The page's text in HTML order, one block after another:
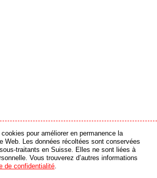
software GmbH, Suisse - tous droits réservés
partenaire en ligne
pour améliorer en permanence la
Web. Les données récoltées sont conservées
traitants en Suisse. Elles ne sont liées à
Vous trouverez d’autres informations
de confidentialité.